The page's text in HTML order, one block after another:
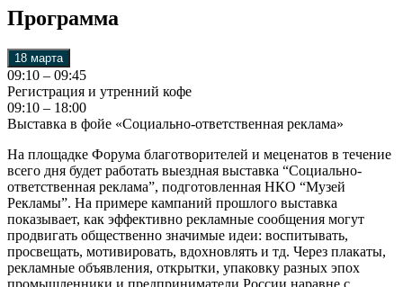
Программа
18 марта
09:10 – 09:45
Регистрация и утренний кофе
09:10 – 18:00
Выставка в фойе «Социально-ответственная реклама»
На площадке Форума благотворителей и меценатов в течение
всего дня будет работать выездная выставка “Социально-
ответственная реклама”, подготовленная НКО “Музей
Рекламы”. На примере кампаний прошлого выставка
показывает, как эффективно рекламные сообщения могут
продвигать общественно значимые идеи: воспитывать,
просвещать, мотивировать, вдохновлять и тд. Через плакаты,
рекламные объявления, открытки, упаковку разных эпох
промышленники и предприниматели России наравне с